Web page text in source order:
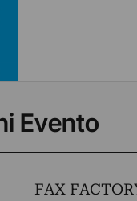
Evento
FAX